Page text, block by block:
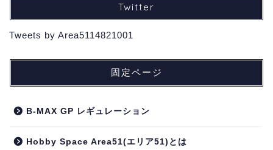
Twitter
Tweets by Area5114821001
固定ページ
B-MAX GP レギュレーション
Hobby Space Area51(エリア51)とは